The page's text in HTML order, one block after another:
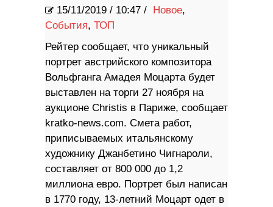
15/11/2019 / 10:47 / Новое,
События, ТОП
Рейтер сообщает, что уникальный
портрет австрийского композитора
Вольфганга Амадея Моцарта будет
выставлен на торги 27 ноября на
аукционе Christis в Париже, сообщает
kratko-news.com. Смета работ,
приписываемых итальянскому
художнику Джанбетино Чигнароли,
составляет от 800 000 до 1,2
миллиона евро. Портрет был написан
в 1770 году, 13-летний Моцарт одет в